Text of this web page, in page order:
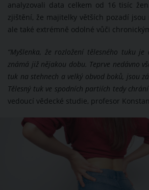
analyzovali data celkem od 16 tisíc
zjištění, že majitelky větších pozadí
ale také extrémně odolné vůči
“Myšlenka, že rozložení tělesného tuku
známá již nějakou dobu. Teprve nedávno
tuk na stehnech a velký obvod boků, jsou
Tělesný tuk ve spodních partiích tedy
vedoucí vědecké studie, profesor